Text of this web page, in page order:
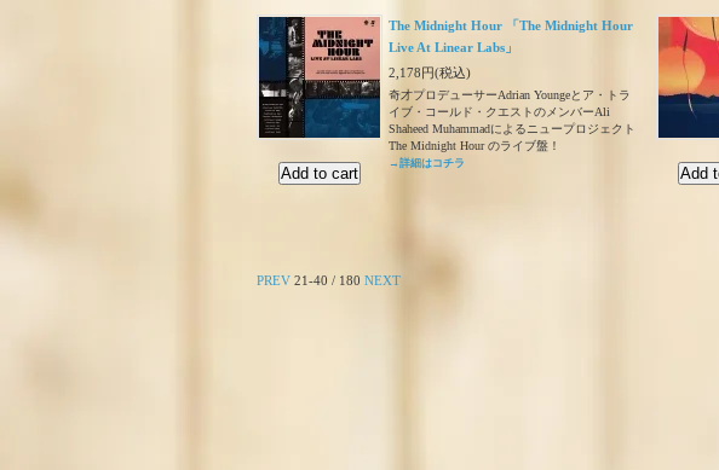
The Midnight Hour 「The Midnight Hour
Live At Linear Labs」
2,178円(税込)
奇才プロデューサーAdrian Youngeとア・トラ
イブ・コールド・クエストのメンバーAli
Shaheed Muhammadによるニュープロジェクト
The Midnight Hour のライブ盤！
→詳細はコチラ
PREV 21-40 / 180 NEXT